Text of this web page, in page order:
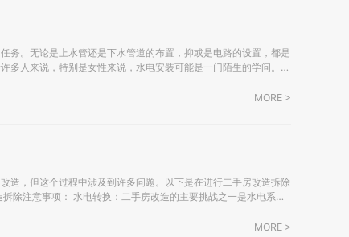
务。无论是上水管还是下水管道的布置，抑或是电路的设置，都是
多人来说，特别是女性来说，水电安装可能是一门陌生的学问。以
MORE >
造，但这个过程中涉及到许多问题。以下是在进行二手房改造拆除
MORE >